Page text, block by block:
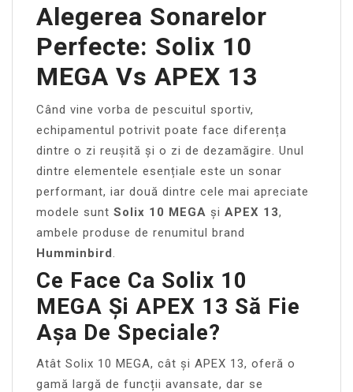
Alegerea Sonarelor
Perfecte: Solix 10
MEGA Vs APEX 13
Când vine vorba de pescuitul sportiv,
echipamentul potrivit poate face diferența
dintre o zi reușită și o zi de dezamăgire. Unul
dintre elementele esențiale este un sonar
performant, iar două dintre cele mai apreciate
modele sunt Solix 10 MEGA și APEX 13,
ambele produse de renumitul brand
Humminbird.
Ce Face Ca Solix 10
MEGA Și APEX 13 Să Fie
Așa De Speciale?
Atât Solix 10 MEGA, cât și APEX 13, oferă o
gamă largă de funcții avansate, dar se